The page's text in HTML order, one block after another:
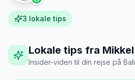
3 lokale tips
Lokale tips fra Mikkel
Insider-viden til din rejse på Bali